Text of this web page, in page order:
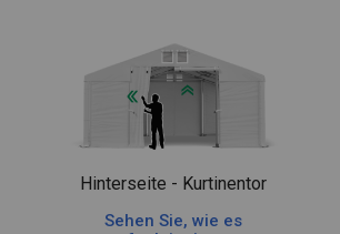
Hinterseite - Kurtinentor
Sehen Sie, wie es